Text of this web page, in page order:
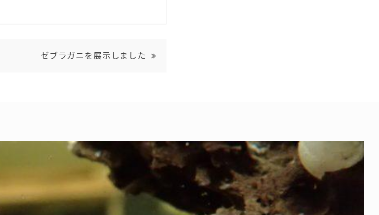
ゼブラガニを展示しました